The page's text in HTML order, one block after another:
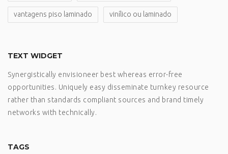
vantagens piso laminado vinílico ou laminado
TEXT WIDGET
Synergistically envisioneer best whereas error-free
opportunities. Uniquely easy disseminate turnkey resource
rather than standards compliant sources and brand timely
networks with technically.
TAGS